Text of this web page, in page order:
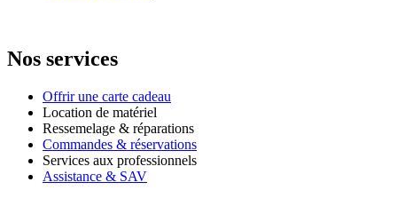
Nos services
Offrir une carte cadeau
Location de matériel
Ressemelage & réparations
Commandes & réservations
Services aux professionnels
Assistance & SAV